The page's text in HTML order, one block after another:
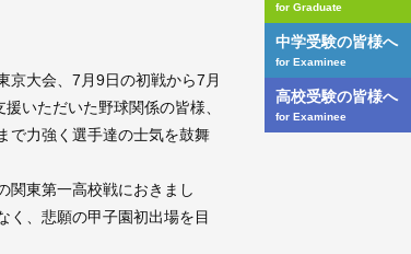
京大会、7月9日の初戦から7月
いただいた野球関係の皆様、
で力強く選手達の士気を鼓舞
関東第一高校戦におきまし
く、悲願の甲子園初出場を目
for Graduate
中学受験の皆様へ
for Examinee
高校受験の皆様へ
for Examinee